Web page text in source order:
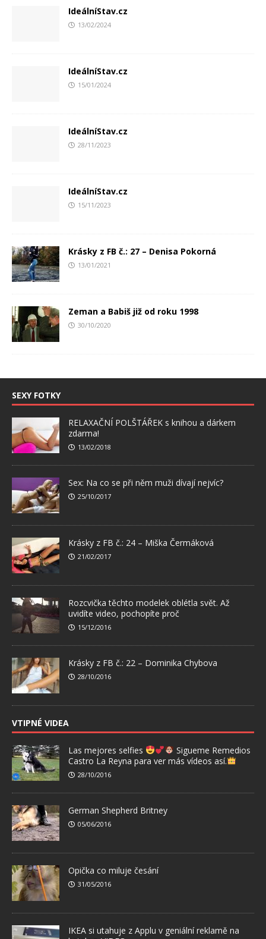
IdeálníStav.cz
13/02/2024
IdeálníStav.cz
15/01/2024
IdeálníStav.cz
28/11/2023
IdeálníStav.cz
15/11/2023
Krásky z FB č.: 27 – Denisa Pokorná
13/01/2021
Zeman a Babiš již od roku 1998
30/10/2020
SEXY FOTKY
RELAXAČNÍ POLŠTÁŘEK s knihou a dárkem
zdarma!
13/02/2018
Sex: Na co se při něm muži dívají nejvíc?
25/10/2017
Krásky z FB č.: 24 – Miška Čermáková
21/02/2017
Rozcvička těchto modelek oblétla svět. Až
uvidíte video, pochopíte proč
15/12/2016
Krásky z FB č.: 22 – Dominika Chybova
28/10/2016
VTIPNÉ VIDEA
Las mejores selfies
Sigueme Remedios
Castro La Reyna para ver más vídeos así.
28/10/2016
German Shepherd Britney
05/06/2016
Opička co miluje česání
31/05/2016
IKEA si utahuje z Applu v geniální reklamě na